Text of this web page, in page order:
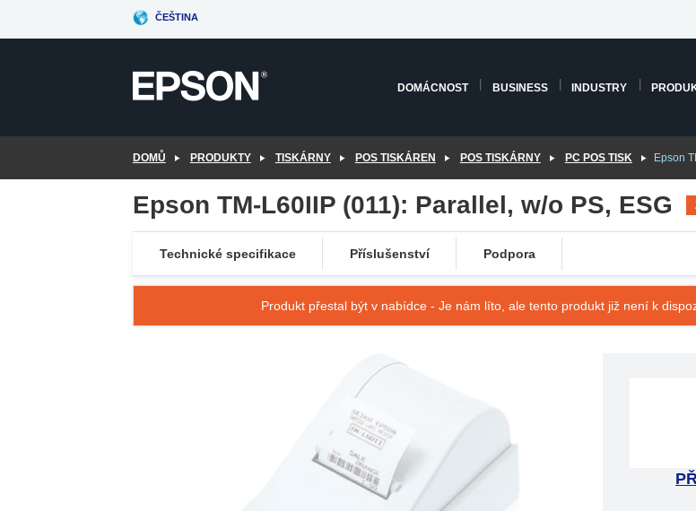
ČEŠTINA
DOMÁCNOST BUSINESS INDUSTRY
DOMŮ PRODUKTY TISKÁRNY POS TISKÁREN POS TISKÁRNY PC POS TISK Epson
Epson TM-L60IIP (011): Parallel, w/o PS, ESG
Technické specifikace Příslušenství Podpora
Produkt přestal být v nabídce - Je nám líto, ale tento produkt již není k